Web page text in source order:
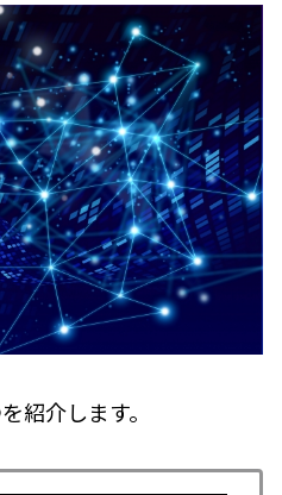
紹介します。